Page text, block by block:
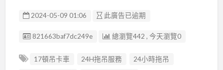
2024-05-09 01:06 此廣告已逾期
廣告编號
821663baf7dc249e 總瀏覽442 , 今天瀏覽0
17頓吊卡車 24H拖吊服務
24小時拖吊